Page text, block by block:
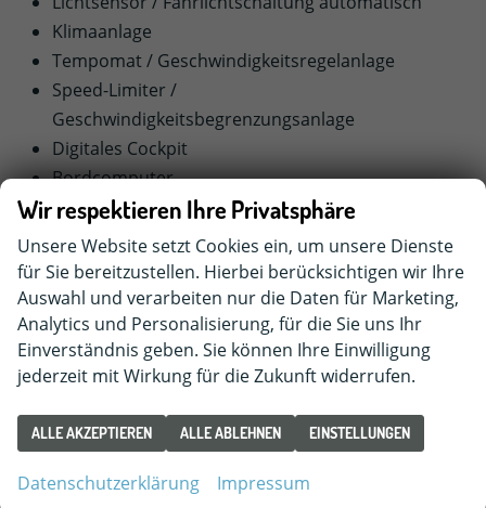
Klimaanlage
Tempomat / Geschwindigkeitsregelanlage
Speed-Limiter /
Geschwindigkeitsbegrenzungsanlage
Digitales Cockpit
Bordcomputer
Keyless go / Schlüsselloses Startsystem
Mittelarmlehne
Lendenwirbelstütze
Bluetooth Freisprecheinrichtung
Sitzhöhenverstellung für die Vordersitze
Nebelscheinwerfer
LED-Tagfahrlicht
LED-Heckleuchten
Berganfahrassistent
eCall Notrufsystem
Ablenkungs- und Müdigkeitserkennung
Wir respektieren Ihre Privatsphäre
Unsere Website setzt Cookies ein, um unsere Dienste
für Sie bereitzustellen. Hierbei berücksichtigen wir Ihre
Auswahl und verarbeiten nur die Daten für Marketing,
Analytics und Personalisierung, für die Sie uns Ihr
Einverständnis geben. Sie können Ihre Einwilligung
jederzeit mit Wirkung für die Zukunft widerrufen.
ALLE AKZEPTIEREN ALLE ABLEHNEN EINSTELLUNGEN
Datenschutzerklärung Impressum